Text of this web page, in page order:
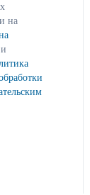
на
и